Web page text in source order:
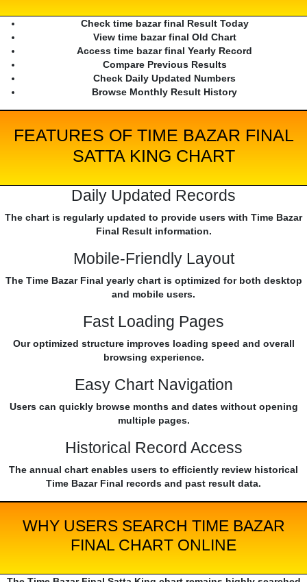
Check time bazar final Result Today
View time bazar final Old Chart
Access time bazar final Yearly Record
Compare Previous Results
Check Daily Updated Numbers
Browse Monthly Result History
FEATURES OF TIME BAZAR FINAL
SATTA KING CHART
Daily Updated Records
The chart is regularly updated to provide users with Time Bazar
Final Result information.
Mobile-Friendly Layout
The Time Bazar Final yearly chart is optimized for both desktop
and mobile users.
Fast Loading Pages
Our optimized structure improves loading speed and overall
browsing experience.
Easy Chart Navigation
Users can quickly browse months and dates without opening
multiple pages.
Historical Record Access
The annual chart enables users to efficiently review historical
Time Bazar Final records and past result data.
WHY USERS SEARCH TIME BAZAR
FINAL CHART ONLINE